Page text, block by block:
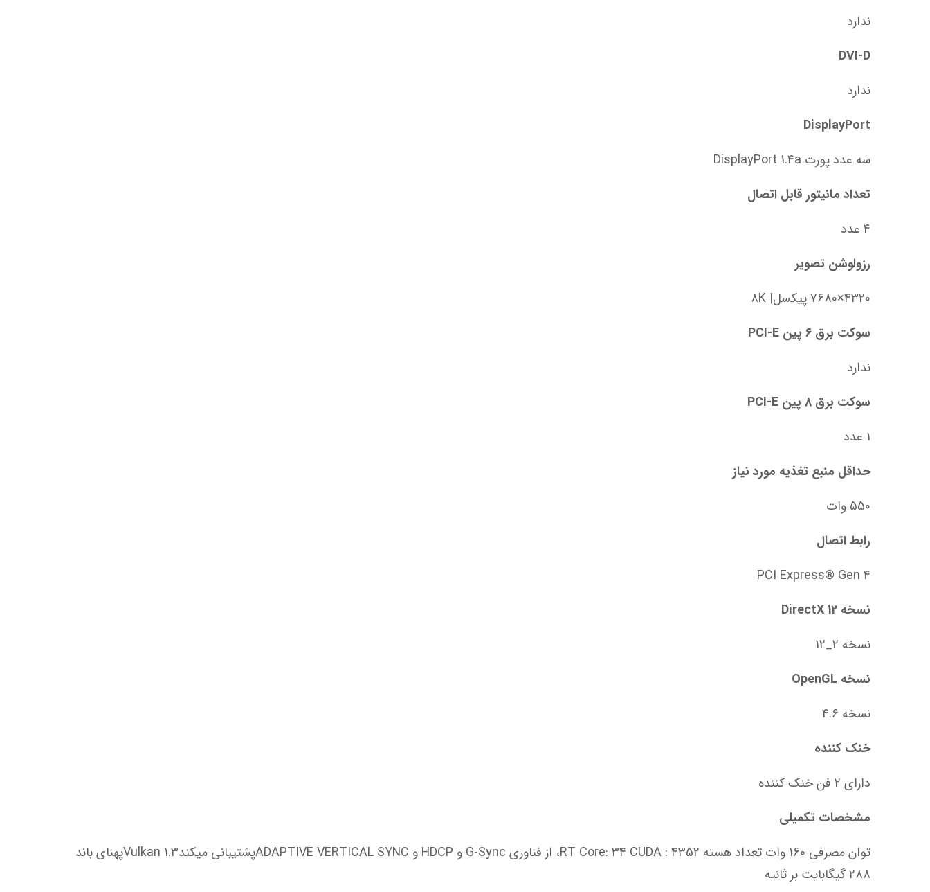
ندارد
DVI-D
ندارد
DisplayPort
سه عدد پورت DisplayPort 1.4a
تعداد مانیتور قابل اتصال
4 عدد
رزولوشن تصویر
4320×7680 پیکسل| 8K
سوکت برق 6 پین PCI-E
ندارد
سوکت برق 8 پین PCI-E
1 عدد
حداقل منبع تغذیه مورد نیاز
550 وات
رابط اتصال
PCI Express® Gen 4
نسخه DirectX 12
نسخه 2_12
نسخه OpenGL
نسخه 4.6
خنک کننده
دارای 2 فن خنک کننده
مشخصات تکمیلی
288 گیگابایت بر ثانیه